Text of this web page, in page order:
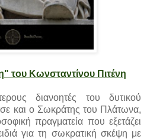
του Κωνσταντίνου Πιτένη
διανοητές του δυτικού
και ο Σωκράτης του Πλάτωνα,
πραγματεία που εξετάζει
για τη σωκρατική σκέψη με